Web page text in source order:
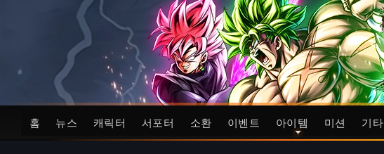
홈 뉴스 캐릭터 서포터 소환 이벤트 아이템 미션 기타